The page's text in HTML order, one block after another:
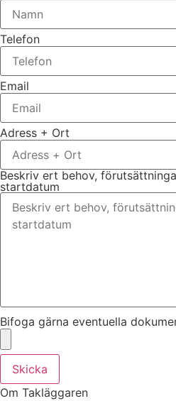
Telefon
Email
Adress + Ort
Beskriv ert behov,
startdatum
Bifoga gärna eventuella
Skicka
Om Takläggaren